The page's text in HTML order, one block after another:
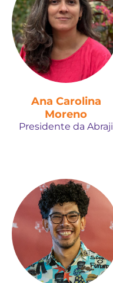
Ana Carolina
Moreno
Presidente da Abraji